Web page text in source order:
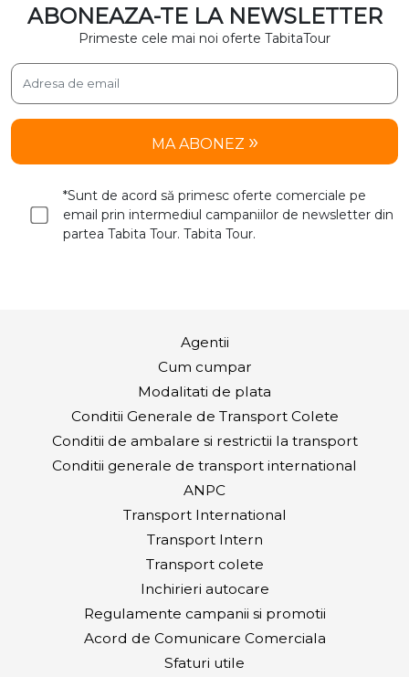
ABONEAZA-TE LA NEWSLETTER
Primeste cele mai noi oferte TabitaTour
MA ABONEZ
*Sunt de acord să primesc oferte comerciale pe
email prin intermediul campaniilor de newsletter din
partea Tabita Tour. Tabita Tour.
Agentii
Cum cumpar
Modalitati de plata
Conditii Generale de Transport Colete
Conditii de ambalare si restrictii la transport
Conditii generale de transport international
ANPC
Transport International
Transport Intern
Transport colete
Inchirieri autocare
Regulamente campanii si promotii
Acord de Comunicare Comerciala
Sfaturi utile